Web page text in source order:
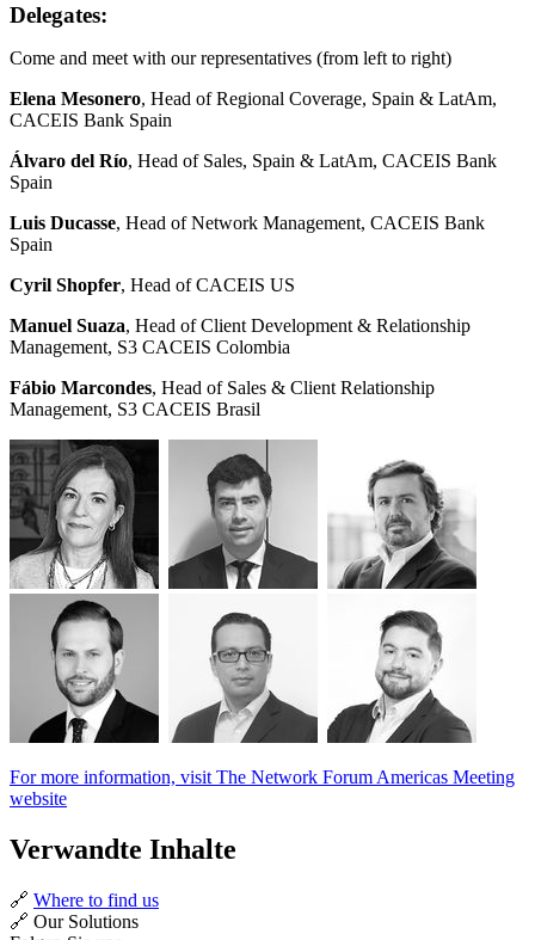
Delegates:
Come and meet with our representatives (from left to right)
Elena Mesonero, Head of Regional Coverage, Spain & LatAm,
CACEIS Bank Spain
Álvaro del Río, Head of Sales, Spain & LatAm, CACEIS Bank
Spain
Luis Ducasse, Head of Network Management, CACEIS Bank
Spain
Cyril Shopfer, Head of CACEIS US
Manuel Suaza, Head of Client Development & Relationship
Management, S3 CACEIS Colombia
Fábio Marcondes, Head of Sales & Client Relationship
Management, S3 CACEIS Brasil
For more information, visit The Network Forum Americas Meeting
website
Verwandte Inhalte
🔗 Where to find us
🔗 Our Solutions